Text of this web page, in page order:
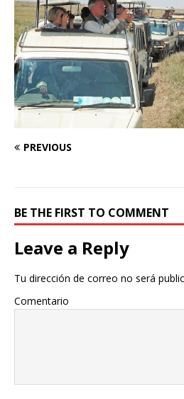
PREVIOUS
BE THE FIRST TO COMMENT
Leave a Reply
Tu dirección de correo no será
Comentario